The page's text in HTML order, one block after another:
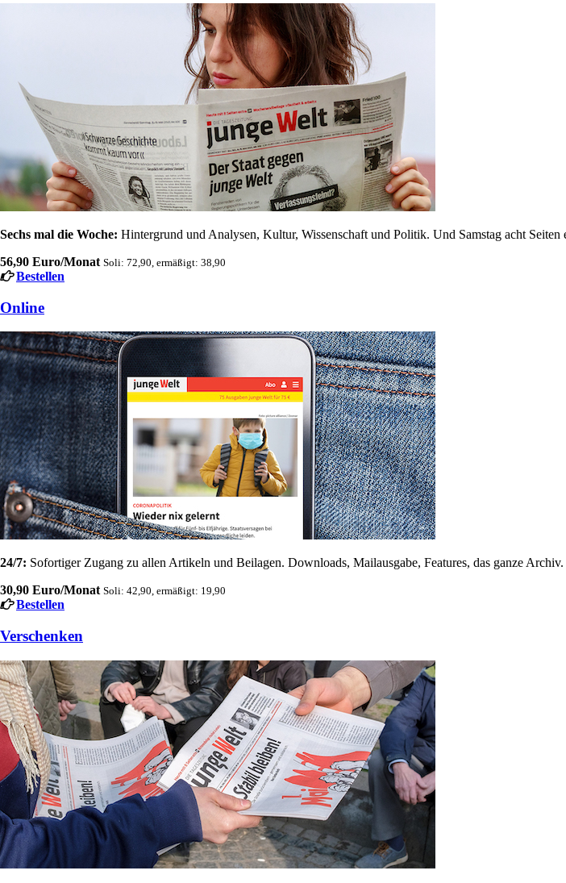
Sechs mal die Woche: Hintergrund und Analysen, Kultur, Wissenschaft und Politik. Und Samstag acht Seiten
56,90 Euro/Monat Soli: 72,90, ermäßigt: 38,90
Bestellen
Online
24/7: Sofortiger Zugang zu allen Artikeln und Beilagen. Downloads, Mailausgabe, Features, das ganze Archiv.
30,90 Euro/Monat Soli: 42,90, ermäßigt: 19,90
Bestellen
Verschenken